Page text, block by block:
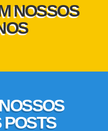
NOSSOS
POSTS